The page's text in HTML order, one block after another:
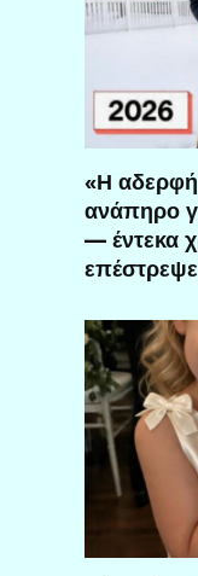
«Η
ανάπηρο
— έντεκα